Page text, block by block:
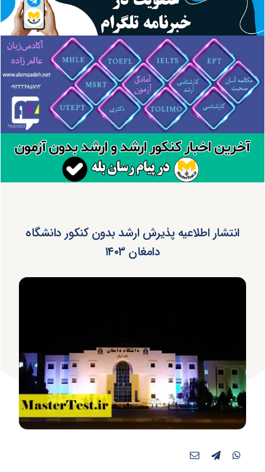
انتشار اطلاعیه پذیرش ارشد بدون کنکور دانشگاه
دامغان ۱۴۰۳